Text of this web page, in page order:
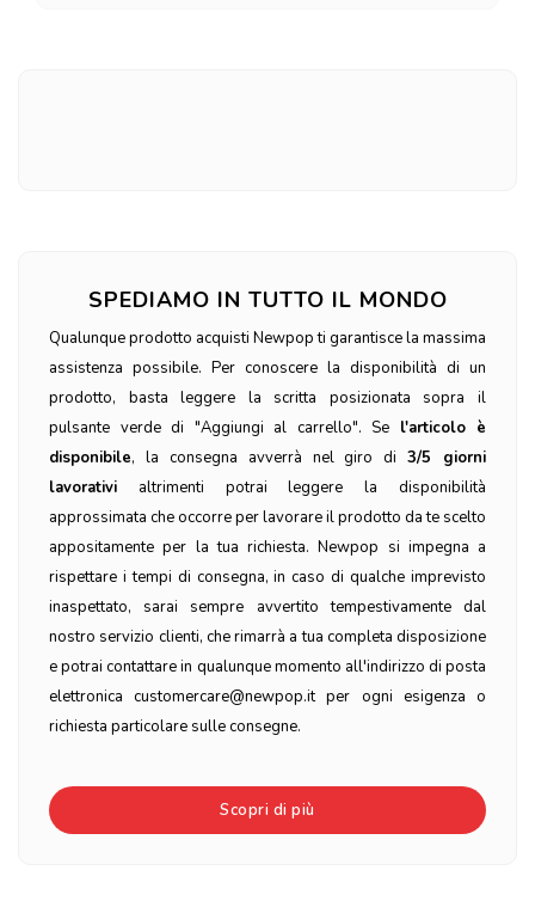
SPEDIAMO IN TUTTO IL MONDO
Qualunque prodotto acquisti Newpop ti garantisce la massima
assistenza possibile. Per conoscere la disponibilità di un
prodotto, basta leggere la scritta posizionata sopra il
pulsante verde di "Aggiungi al carrello". Se l'articolo è
disponibile, la consegna avverrà nel giro di3/5 giorni
lavorativi altrimenti potrai leggere la disponibilità
approssimata che occorre per lavorare il prodotto da te scelto
appositamente per la tua richiesta. Newpop si impegna a
rispettare i tempi di consegna, in caso di qualche imprevisto
inaspettato, sarai sempre avvertito tempestivamente dal
nostro servizio clienti, che rimarrà a tua completa disposizione
e potrai contattare in qualunque momento all'indirizzo di posta
elettronica customercare@newpop.it per ogni esigenza o
richiesta particolare sulle consegne.
Scopri di più